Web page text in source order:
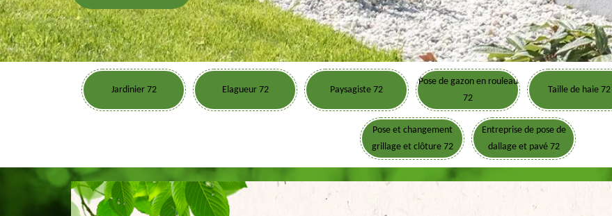
Jardinier 72 Elagueur 72 Paysagiste 72
Pose de gazon en rouleau
72
Taille de haie 72
Pose et changement
grillage et clôture 72
Entreprise de pose de
dallage et pavé 72